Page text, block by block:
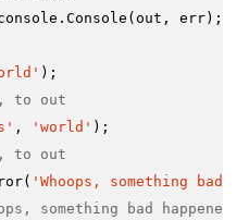
. Console (out, err);
to out
, 'world'
to out
( 'Whoops, something bad
something bad